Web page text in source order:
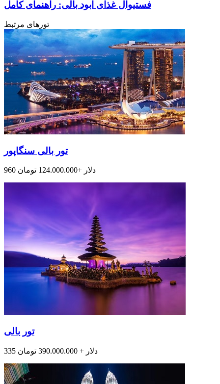
فستیوال غذای ابود بالی: راهنمای کامل
تورهای مرتبط
تور بالی سنگاپور
960 دلار +124.000.000 تومان
تور بالی
335 دلار + 390.000.000 تومان